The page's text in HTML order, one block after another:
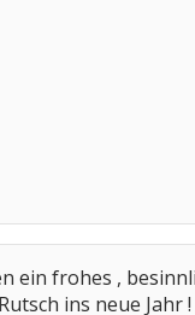
ein frohes ,
ins neue Jahr !